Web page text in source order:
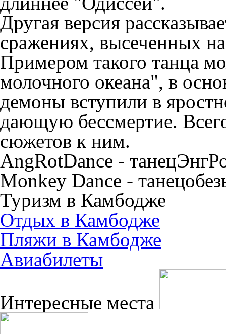
Другая версия
сражениях, высеченных
Примером такого танца
молочного океана", в
демоны вступили в
дающую бессмертие.
сюжетов к ним.
AngRotDance -
Monkey Dance -
Туризм в Камбодже
Отдых в Камбодже
Пляжи в Камбодже
Авиабилеты
Интересные места